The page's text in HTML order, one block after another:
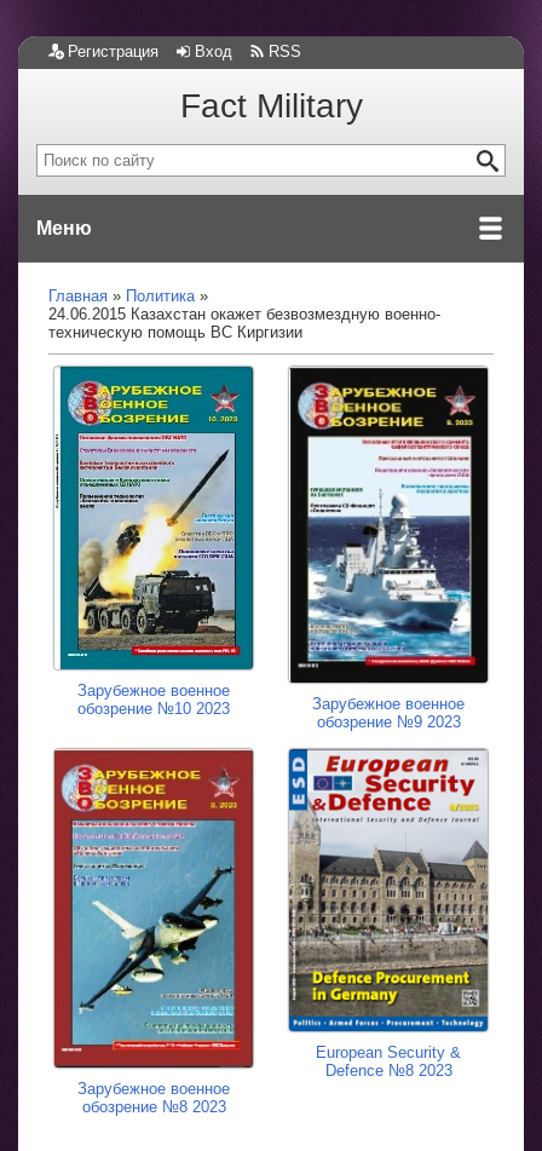
Регистрация Вход RSS
Fact Military
Меню
Главная
Политика
24.06.2015 Казахстан окажет безвозмездную военно-
техническую помощь ВС Киргизии
Зарубежное военное
обозрение №10 2023
Зарубежное военное
обозрение №9 2023
Зарубежное военное
обозрение №8 2023
European Security &
Defence №8 2023